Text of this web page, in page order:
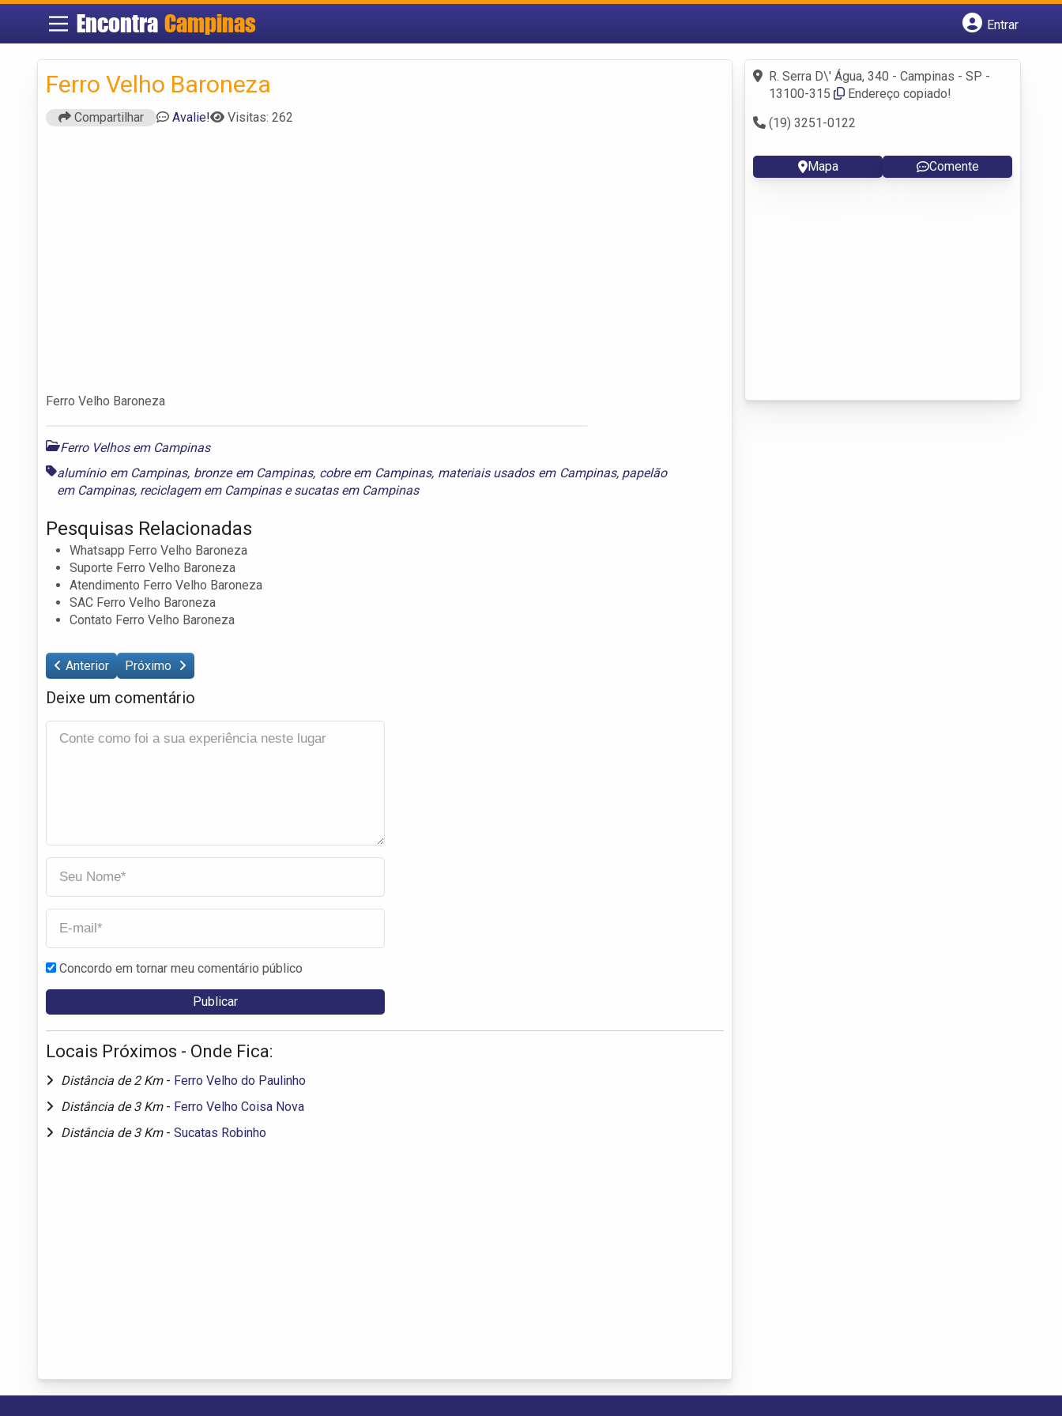
EncontraCampinas
Entrar
Fazer login
Criar conta
Ferro Velho Baroneza
Compartilhar Avalie! Visitas: 262
Ferro Velho Baroneza
Ferro Velhos em Campinas
alumínio em Campinas, bronze em Campinas, cobre em Campinas, materiais usados em Campinas, papelão
em Campinas, reciclagem em Campinasesucatas em Campinas
Pesquisas Relacionadas
Whatsapp Ferro Velho Baroneza
Suporte Ferro Velho Baroneza
Atendimento Ferro Velho Baroneza
SAC Ferro Velho Baroneza
Contato Ferro Velho Baroneza
Anterior Próximo
Deixe um comentário
Concordo em tornar meu comentário público
Locais Próximos - Onde Fica:
Distância de 2 Km - Ferro Velho do Paulinho
Distância de 3 Km - Ferro Velho Coisa Nova
Distância de 3 Km - Sucatas Robinho
R. Serra D\' Água, 340 - Campinas - SP -
13100-315
Endereço copiado!
(19) 3251-0122
Mapa Comente